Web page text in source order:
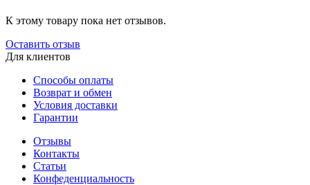
К этому товару пока нет отзывов.
Оставить отзыв
Для клиентов
Способы оплаты
Возврат и обмен
Условия доставки
Гарантии
Отзывы
Контакты
Статьи
Конфеденциальность